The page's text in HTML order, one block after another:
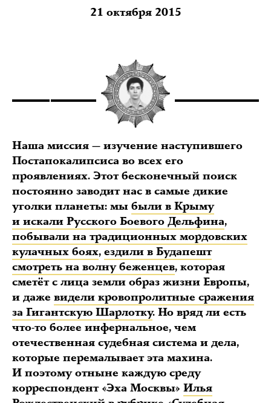
21 октября 2015
Наша миссия — изучение наступившего
Постапокалипсиса во всех его
проявлениях. Этот бесконечный поиск
постоянно заводит нас в самые дикие
уголки планеты: мы были в Крыму
и искали Русского Боевого Дельфина,
побывали на традиционных мордовских
кулачных боях, ездили в Будапешт
смотреть на волну беженцев, которая
сметёт с лица земли образ жизни Европы,
и даже видели кровопролитные сражения
за Гигантскую Шарлотку. Но вряд ли есть
что-то более инфернальное, чем
отечественная судебная система и дела,
которые перемалывает эта махина.
И поэтому отныне каждую среду
корреспондент «Эха Москвы» Илья